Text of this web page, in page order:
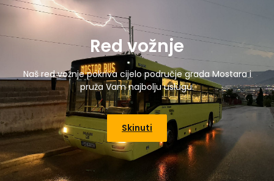
Red vožnje
Naš red vožnje pokriva cijelo područje grada Mostara i
pruža Vam najbolju uslugu.
Skinuti